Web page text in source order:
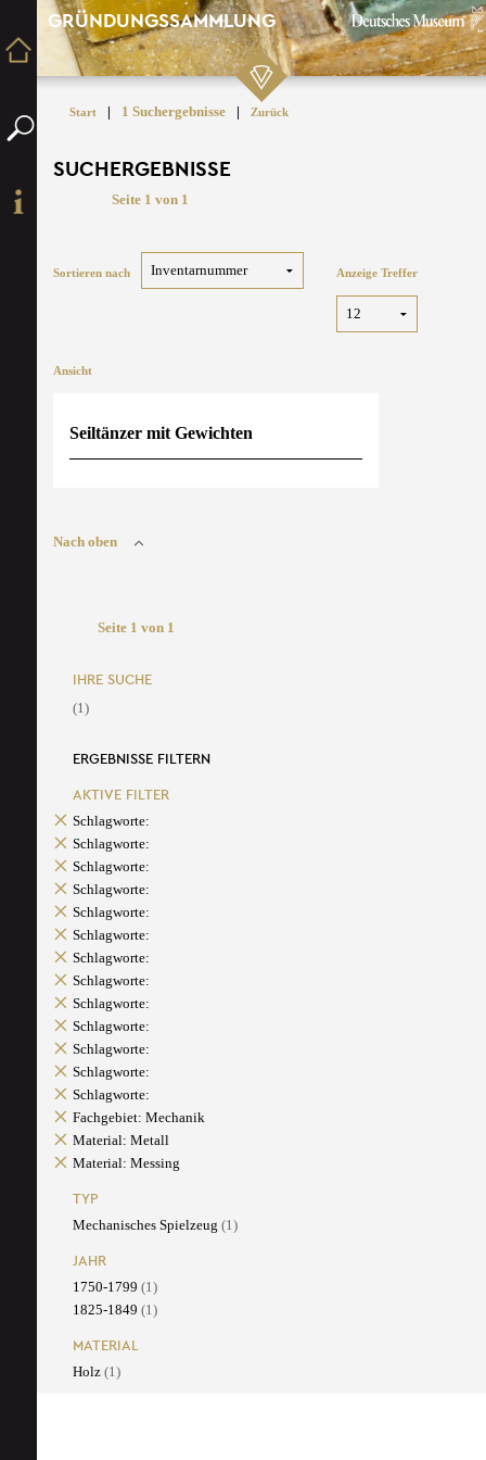
GRÜNDUNGSSAMMLUNG
Start | 1 Suchergebnisse | Zurück
SUCHERGEBNISSE
Seite 1 von 1
Sortieren nach Anzeige Treffer
Ansicht
Seiltänzer mit Gewichten
Nach oben
Seite 1 von 1
IHRE SUCHE
(1)
ERGEBNISSE FILTERN
AKTIVE FILTER
Schlagworte:
Schlagworte:
Schlagworte:
Schlagworte:
Schlagworte:
Schlagworte:
Schlagworte:
Schlagworte:
Schlagworte:
Schlagworte:
Schlagworte:
Schlagworte:
Schlagworte:
Fachgebiet: Mechanik
Material: Metall
Material: Messing
TYP
Mechanisches Spielzeug (1)
JAHR
1750-1799 (1)
1825-1849 (1)
MATERIAL
Holz (1)